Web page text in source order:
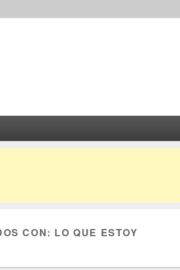
CON: LO QUE ESTOY